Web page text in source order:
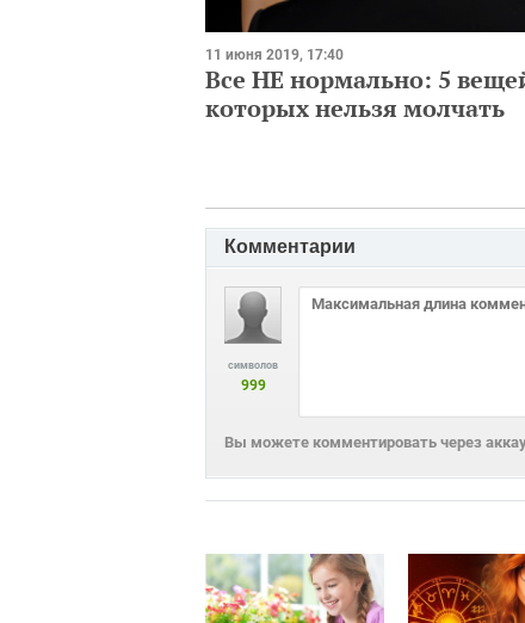
11 июня 2019, 17:40
Все НЕ нормально: 5
которых нельзя молчать
Комментарии
символов
999
Вы можете комментировать через